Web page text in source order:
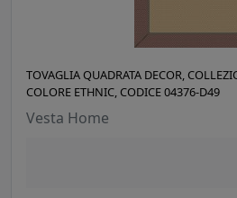
TOVAGLIA QUADRATA DECOR,
COLORE ETHNIC, CODICE 04376-D49
Vesta Home